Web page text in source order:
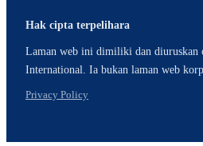
Hak cipta terpelihara
Laman web ini dimiliki dan diuruskan
International. Ia bukan laman web
Privacy Policy